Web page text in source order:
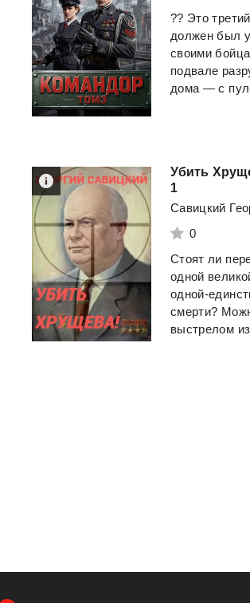
?? Это
должен был
своими
подвале
дома — с
Убить
1
Савицкий
0
Стоят ли
одной
одной-
смерти?
выстрелом